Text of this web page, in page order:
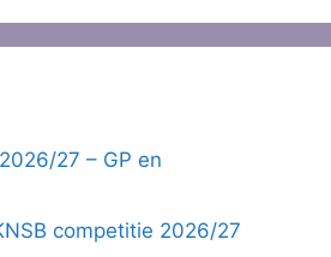
27 – GP en
competitie 2026/27